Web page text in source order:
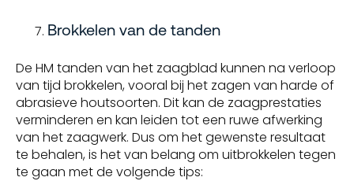
Brokkelen van de tanden
De HM tanden van het zaagblad kunnen na verloop
van tijd brokkelen, vooral bij het zagen van harde of
abrasieve houtsoorten. Dit kan de zaagprestaties
verminderen en kan leiden tot een ruwe afwerking
van het zaagwerk. Dus om het gewenste resultaat
te behalen, is het van belang om uitbrokkelen tegen
te gaan met de volgende tips: